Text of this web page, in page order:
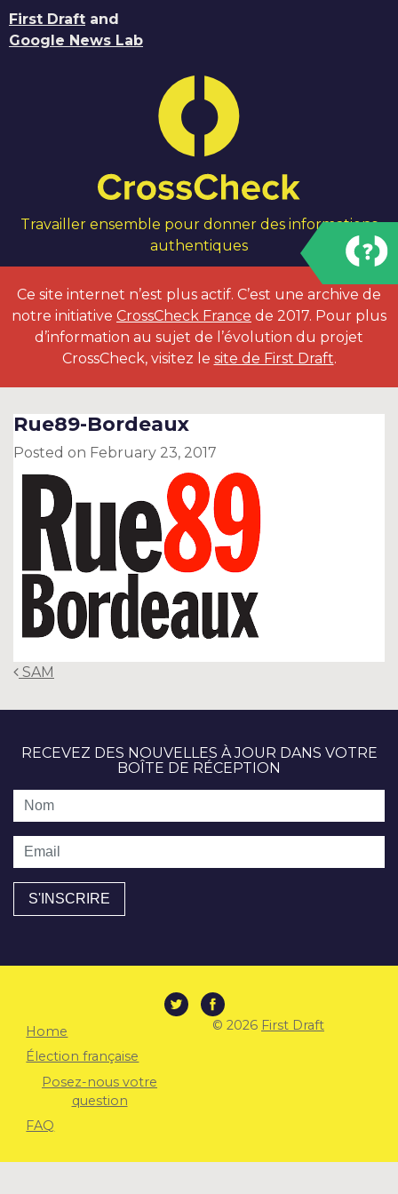
First Draft and
Google News Lab
Travailler ensemble pour donner des informations
authentiques
Ce site internet n’est plus actif. C’est une archive de
notre initiative CrossCheck France de 2017. Pour plus
d’information au sujet de l’évolution du projet
CrossCheck, visitez le site de First Draft.
Rue89-Bordeaux
Posted on February 23, 2017
Post
navigation
SAM
RECEVEZ DES NOUVELLES À JOUR DANS VOTRE
BOÎTE DE RÉCEPTION
Nom
Email
Home
Élection française
Posez-nous votre
question
FAQ
© 2026 First Draft